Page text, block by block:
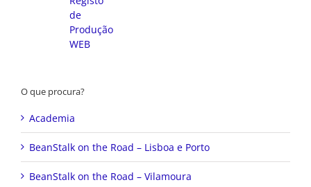
O que procura?
Academia
BeanStalk on the Road – Lisboa e Porto
BeanStalk on the Road – Vilamoura